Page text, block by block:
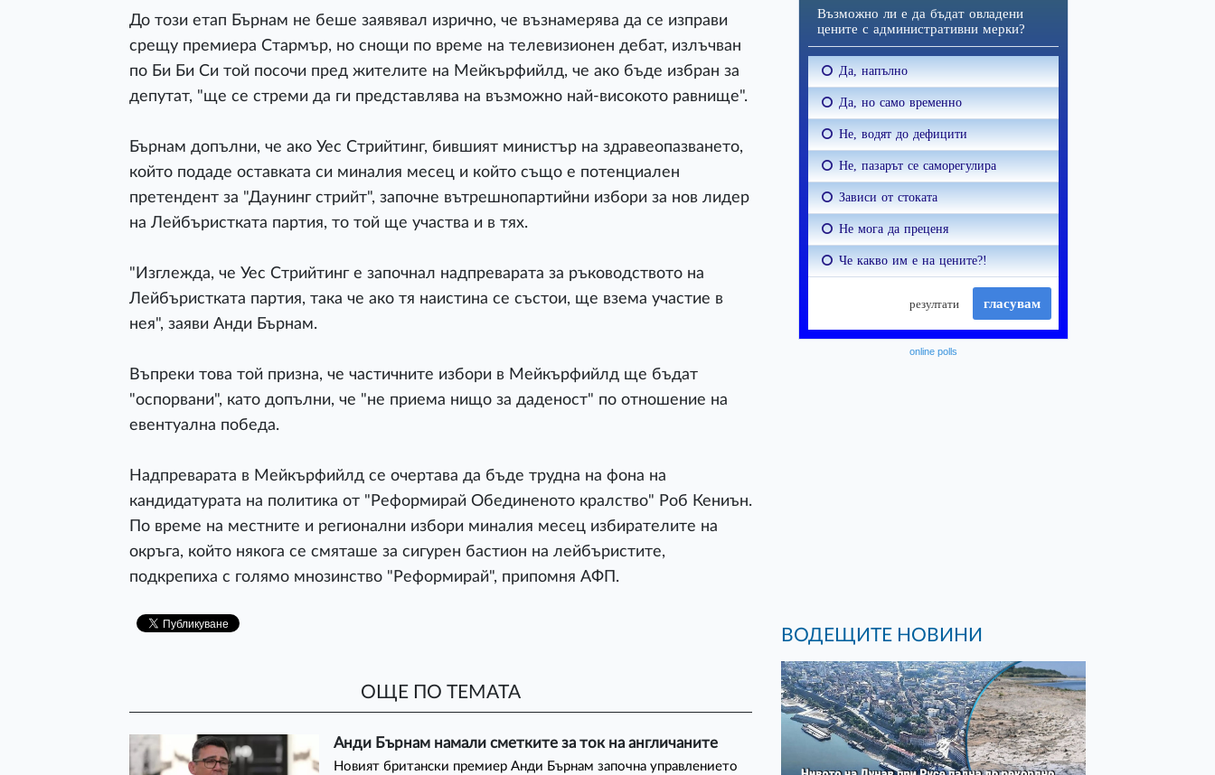
До този етап Бърнам не беше заявявал изрично, че възнамерява да се изправи
срещу премиера Стармър, но снощи по време на телевизионен дебат, излъчван
по Би Би Си той посочи пред жителите на Мейкърфийлд, че ако бъде избран за
депутат, "ще се стреми да ги представлява на възможно най-високото равнище".
Бърнам допълни, че ако Уес Стрийтинг, бившият министър на здравеопазването,
който подаде оставката си миналия месец и който също е потенциален
претендент за "Даунинг стрийт", започне вътрешнопартийни избори за нов лидер
на Лейбъристката партия, то той ще участва и в тях.
"Изглежда, че Уес Стрийтинг е започнал надпреварата за ръководството на
Лейбъристката партия, така че ако тя наистина се състои, ще взема участие в
нея", заяви Анди Бърнам.
Въпреки това той призна, че частичните избори в Мейкърфийлд ще бъдат
"оспорвани", като допълни, че "не приема нищо за даденост" по отношение на
евентуална победа.
Надпреварата в Мейкърфийлд се очертава да бъде трудна на фона на
кандидатурата на политика от "Реформирай Обединеното кралство" Роб Кениън.
По време на местните и регионални избори миналия месец избирателите на
окръга, който някога се смяташе за сигурен бастион на лейбъристите,
подкрепиха с голямо мнозинство "Реформирай", припомня АФП.
ОЩЕ ПО ТЕМАТА
Анди Бърнам намали сметките за ток на англичаните
Новият британски премиер Анди Бърнам започна управлението
online polls
ВОДЕЩИТЕ НОВИНИ